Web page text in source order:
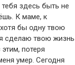
здесь быть не
К маме, к
бы одну твою
я сделаю твою жизнь
потеря
умер. Сегодня